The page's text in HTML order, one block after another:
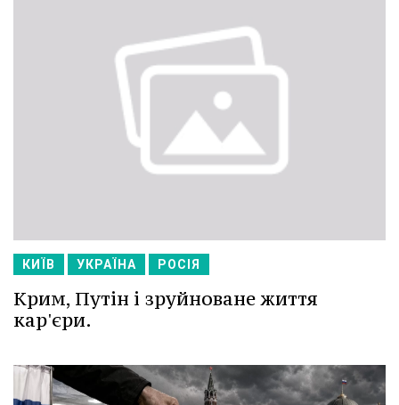
КИЇВ УКРАЇНА РОСІЯ
Крим, Путін і зруйноване життя
кар'єри.